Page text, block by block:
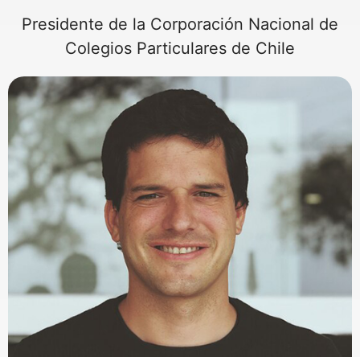
Presidente de la Corporación Nacional de
Colegios Particulares de Chile